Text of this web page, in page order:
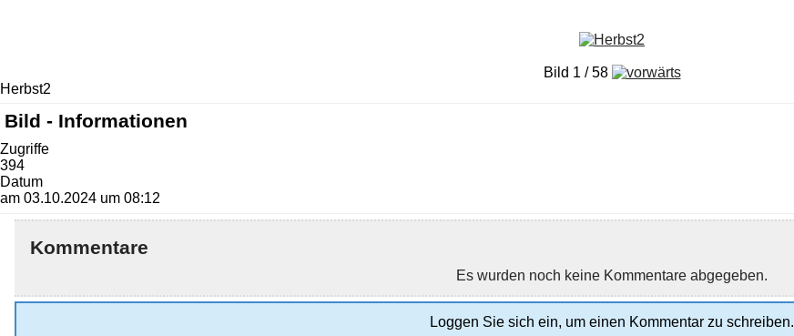
Bild 1 / 58
Herbst2
Bild - Informationen
Zugriffe
394
Datum
am 03.10.2024 um 08:12
Kommentare
Es wurden noch keine Kommentare abgegeben.
Loggen Sie sich ein, um einen Kommentar zu schreiben.